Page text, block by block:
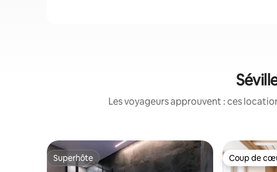
Les voyageurs approuvent : ces
Superhôte
Superhôte Coup de
Coup de